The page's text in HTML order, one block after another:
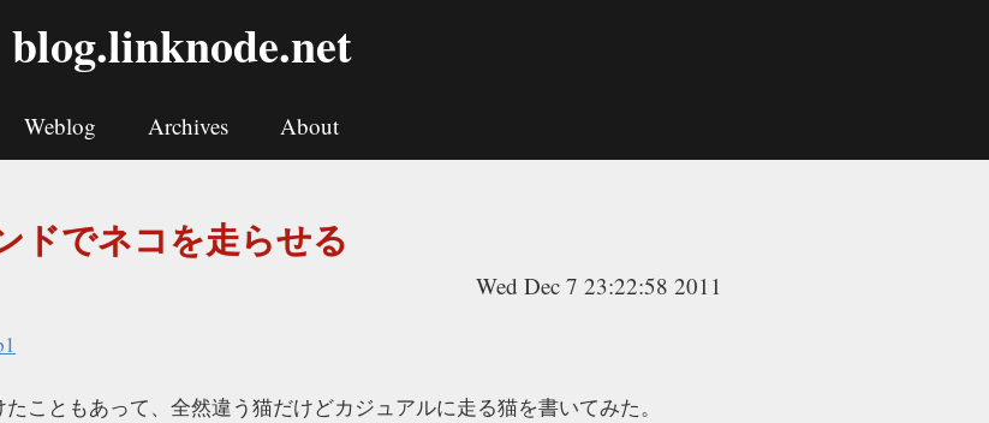
blog.linknode.net
Weblog Archives About
ドでネコを走らせる
Wed Dec 7 23:22:58 2011
こともあって、全然違う猫だけどカジュアルに走る猫を書いてみた。